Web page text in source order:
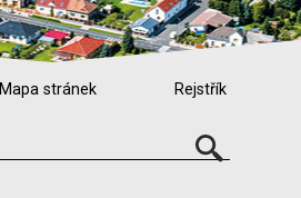
Mapa stránek Rejstřík